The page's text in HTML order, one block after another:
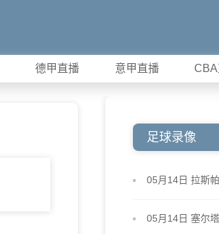
德甲直播 意甲直播
足球录像
05月14日 拉斯
05月14日 塞尔